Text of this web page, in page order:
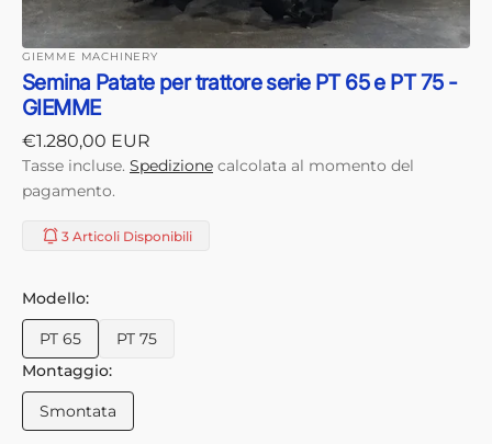
GIEMME MACHINERY
Semina Patate per trattore serie PT 65 e PT 75 -
GIEMME
Prezzo
di
listino
€1.280,00 EUR
Tasse incluse. Spedizione calcolata al momento del
pagamento.
3 Articoli Disponibili
Modello:
PT 65
Variante
esaurita
o
non
PT 75
Variante
Montaggio:
Smontata
Variante